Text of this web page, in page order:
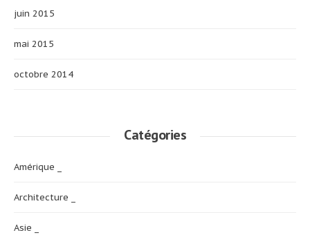
juin 2015
mai 2015
octobre 2014
Catégories
Amérique _
Architecture _
Asie _